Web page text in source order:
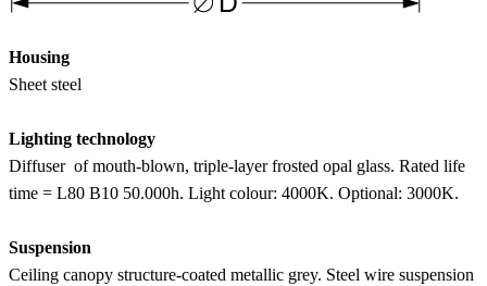
Housing
Sheet steel
Lighting technology
Diffuser of mouth-blown, triple-layer frosted opal glass. Rated life
time = L80 B10 50.000h. Light colour: 4000K. Optional: 3000K.
Suspension
Ceiling canopy structure-coated metallic grey. Steel wire suspension